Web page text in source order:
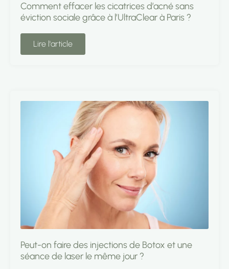
Comment effacer les cicatrices d’acné sans
éviction sociale grâce à l’UltraClear à Paris ?
Lire l'article
Peut-on faire des injections de Botox et une
séance de laser le même jour ?